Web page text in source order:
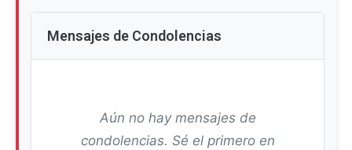
Mensajes de Condolencias
Aún no hay mensajes de
condolencias. Sé el primero en